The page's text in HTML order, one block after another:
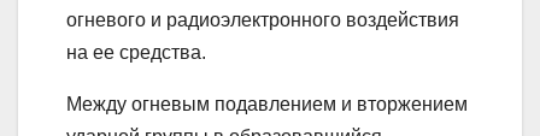
огневого и радиоэлектронного воздействия
на ее средства.
Между огневым подавлением и вторжением